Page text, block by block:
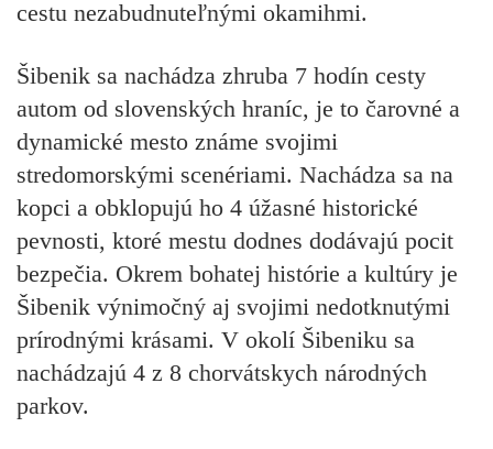
cestu nezabudnuteľnými okamihmi.
Šibenik sa nachádza zhruba 7 hodín cesty
autom od slovenských hraníc, je to čarovné a
dynamické mesto známe svojimi
stredomorskými scenériami. Nachádza sa na
kopci a obklopujú ho 4 úžasné historické
pevnosti, ktoré mestu dodnes dodávajú pocit
bezpečia. Okrem bohatej histórie a kultúry je
Šibenik výnimočný aj svojimi nedotknutými
prírodnými krásami. V okolí Šibeniku sa
nachádzajú 4 z 8 chorvátskych národných
parkov.